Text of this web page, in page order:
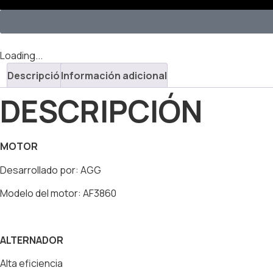
Loading...
DescripciónInformación adicional
DESCRIPCIÓN
MOTOR
Desarrollado por: AGG
Modelo del motor: AF3860
ALTERNADOR
Alta eficiencia